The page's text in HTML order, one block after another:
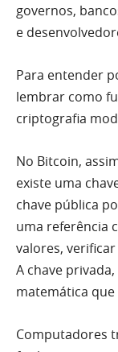
governos,
e
Para entender
lembrar como
criptografia
No Bitcoin,
existe uma
chave pública
uma referência
valores,
A chave
matemática
Computadores